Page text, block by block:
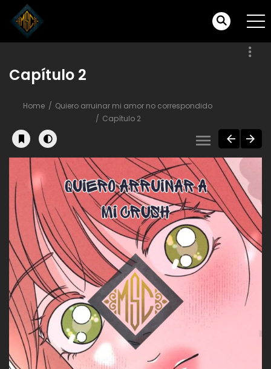
Capítulo 2
Home
Quiero arruinar mi amor no correspondido
Capítulo 2